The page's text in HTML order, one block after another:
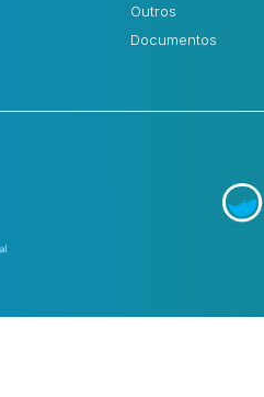
Outros
Documentos